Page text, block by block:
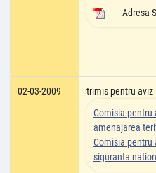
Adresa
02-03-2009
trimis pentru aviz
Comisia pentru
amenajarea
Comisia pentru
siguranta